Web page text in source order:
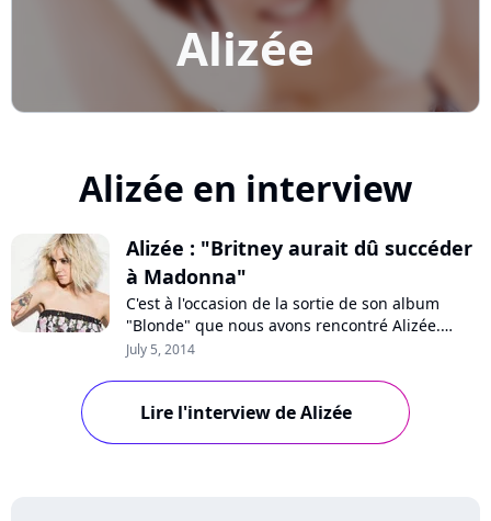
Alizée
Alizée en interview
Alizée : "Britney aurait dû succéder
à Madonna"
C'est à l'occasion de la sortie de son album
"Blonde" que nous avons rencontré Alizée.
L'occasion de discuter de son nouveau projet
carrière, ses échecs, le poids de "Lolita", son
utilisation des réseaux sociaux, "Danse avec les
stars" et... son dégoût des courgettes.
July 5, 2014
Lire l'interview de Alizée